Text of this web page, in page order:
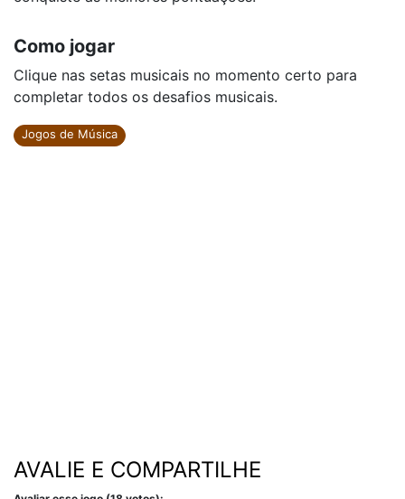
Como jogar
Clique nas setas musicais no momento certo para
completar todos os desafios musicais.
Jogos de Música
AVALIE E COMPARTILHE